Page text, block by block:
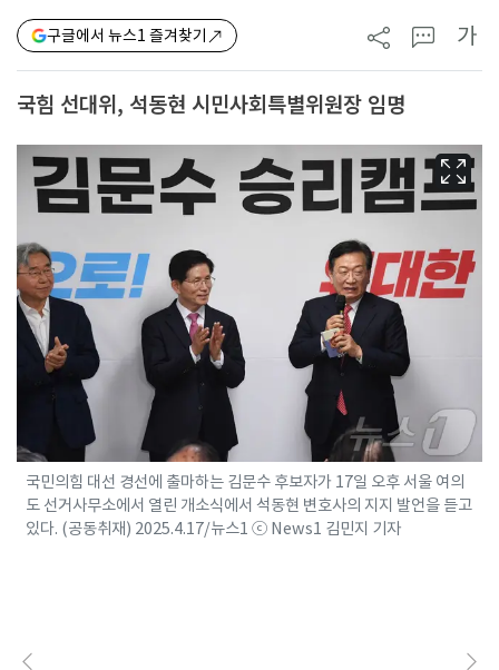
구글에서 뉴스1 즐겨찾기 가
국힘 선대위, 석동현 시민사회특별위원장 임명
국민의힘 대선 경선에 출마하는 김문수 후보자가 17일 오후 서울 여의
도 선거사무소에서 열린 개소식에서 석동현 변호사의 지지 발언을 듣고
있다. (공동취재) 2025.4.17/뉴스1 ⓒ News1 김민지 기자